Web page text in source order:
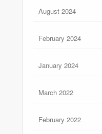
August 2024
February 2024
January 2024
March 2022
February 2022